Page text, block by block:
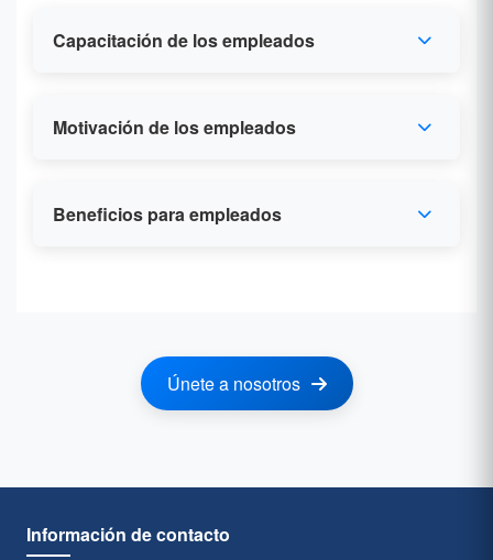
Capacitación de los empleados
Motivación de los empleados
Beneficios para empleados
Únete a nosotros
Información de contacto